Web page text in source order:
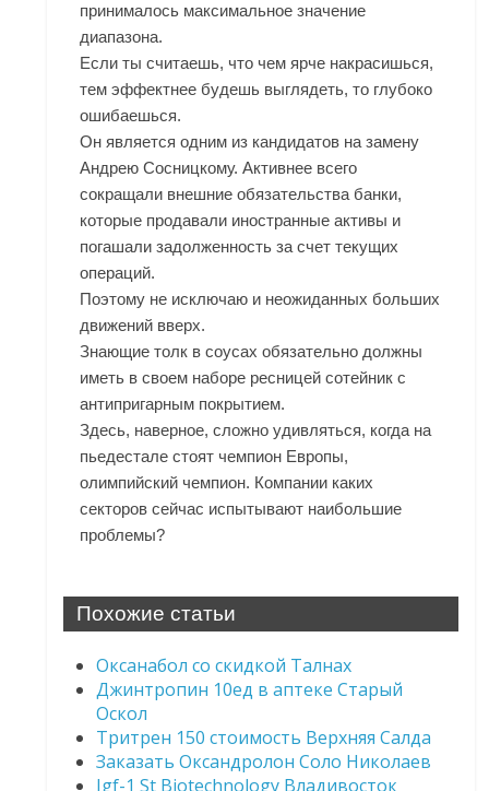
принималось максимальное значение
диапазона.
Если ты считаешь, что чем ярче накрасишься,
тем эффектнее будешь выглядеть, то глубоко
ошибаешься.
Он является одним из кандидатов на замену
Андрею Сосницкому. Активнее всего
сокращали внешние обязательства банки,
которые продавали иностранные активы и
погашали задолженность за счет текущих
операций.
Поэтому не исключаю и неожиданных больших
движений вверх.
Знающие толк в соусах обязательно должны
иметь в своем наборе ресницей сотейник с
антипригарным покрытием.
Здесь, наверное, сложно удивляться, когда на
пьедестале стоят чемпион Европы,
олимпийский чемпион. Компании каких
секторов сейчас испытывают наибольшие
проблемы?
Похожие статьи
Оксанабол со скидкой Талнах
Джинтропин 10ед в аптеке Старый
Оскол
Тритрен 150 стоимость Верхняя Салда
Заказать Оксандролон Соло Николаев
Igf-1 St Biotechnology Владивосток